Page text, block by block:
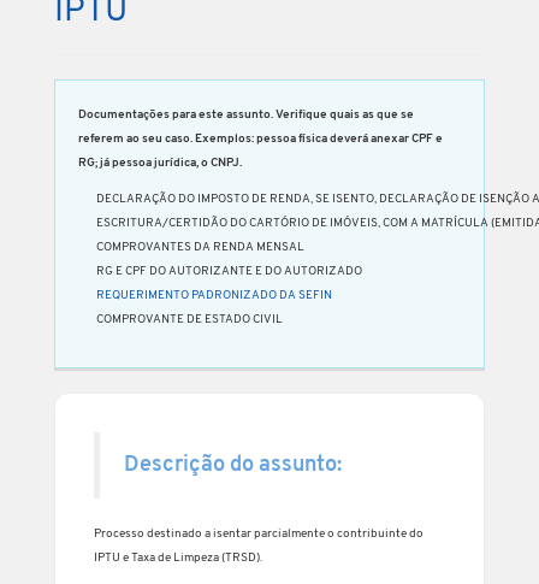
IPTU
Documentações para este assunto. Verifique quais as que se
referem ao seu caso. Exemplos: pessoa física deverá anexar CPF e
RG; já pessoa jurídica, o CNPJ.
DECLARAÇÃO DO IMPOSTO DE RENDA, SE ISENTO, DECLARAÇÃO DE ISENÇÃO
ESCRITURA/CERTIDÃO DO CARTÓRIO DE IMÓVEIS, COM A MATRÍCULA
COMPROVANTES DA RENDA MENSAL
RG E CPF DO AUTORIZANTE E DO AUTORIZADO
REQUERIMENTO PADRONIZADO DA SEFIN
COMPROVANTE DE ESTADO CIVIL
Descrição do assunto:
Processo destinado a isentar parcialmente o contribuinte do
IPTU e Taxa de Limpeza (TRSD).